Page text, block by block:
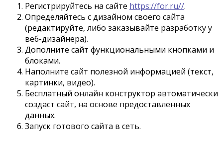
Регистрируйтесь на сайте https://for.ru//.
Определяйтесь с дизайном своего сайта
(редактируйте, либо заказывайте разработку у
веб-дизайнера).
Дополните сайт функциональными кнопками и
блоками.
Наполните сайт полезной информацией (текст,
картинки, видео).
Бесплатный онлайн конструктор автоматически
создаст сайт, на основе предоставленных
данных.
Запуск готового сайта в сеть.